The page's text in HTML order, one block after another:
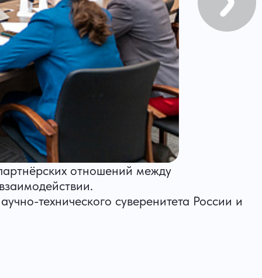
отношений между
технического суверенитета России и